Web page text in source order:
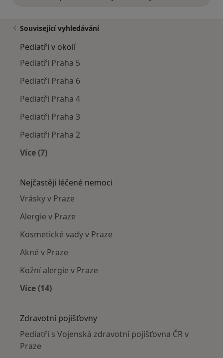
Související vyhledávání
Pediatři v okolí
Pediatři Praha 5
Pediatři Praha 6
Pediatři Praha 4
Pediatři Praha 3
Pediatři Praha 2
Více (7)
Nejčastěji léčené nemoci
Vrásky v Praze
Alergie v Praze
Kosmetické vady v Praze
Akné v Praze
Kožní alergie v Praze
Více (14)
Zdravotní pojišťovny
Pediatři s Vojenská zdravotní pojišťovna ČR v
Praze